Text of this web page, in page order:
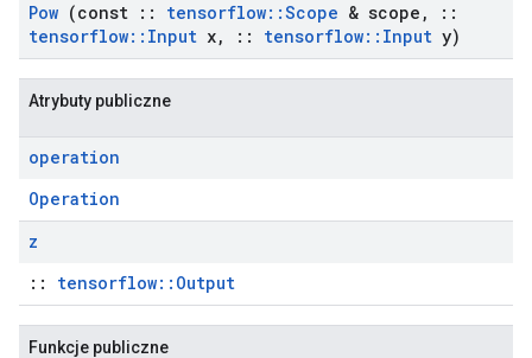
Pow (const :: tensorflow::Scope & scope ,
::
tensorflow:: Input x, :: tensorflow:: Input y)
Atrybuty publiczne
operation
Operation
z
:: tensorflow::Output
Funkcje publiczne